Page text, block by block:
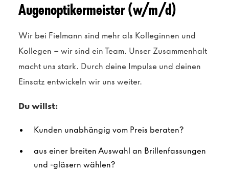
Augenoptikermeister (w/m/d)
Wir bei Fielmann sind mehr als Kolleginnen und
Kollegen – wir sind ein Team. Unser Zusammenhalt
macht uns stark. Durch deine Impulse und deinen
Einsatz entwickeln wir uns weiter.
Du willst:
Kunden unabhängig vom Preis beraten?
aus einer breiten Auswahl an Brillenfassungen
und -gläsern wählen?